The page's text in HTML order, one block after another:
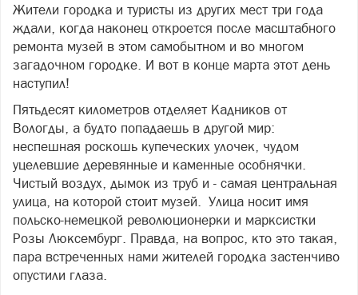
Жители городка и туристы из других мест три года
ждали, когда наконец откроется после масштабного
ремонта музей в этом самобытном и во многом
загадочном городке. И вот в конце марта этот день
наступил!
Пятьдесят километров отделяет Кадников от
Вологды, а будто попадаешь в другой мир:
неспешная роскошь купеческих улочек, чудом
уцелевшие деревянные и каменные особнячки.
Чистый воздух, дымок из труб и - самая центральная
улица, на которой стоит музей. Улица носит имя
польско-немецкой революционерки и марксистки
Розы Люксембург. Правда, на вопрос, кто это такая,
пара встреченных нами жителей городка застенчиво
опустили глаза.